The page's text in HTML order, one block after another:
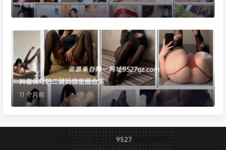
1 年前
抖音保守的二舅妈微密圈合集
11 个月前
Copyright © 2026 9527 保留资源解释